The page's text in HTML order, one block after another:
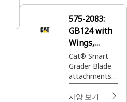
575-2083:
GB124 with
Wings,
Smart
Cat® Smart
Grader Blade
attachments
are for cutting,
moving and
사양 보기